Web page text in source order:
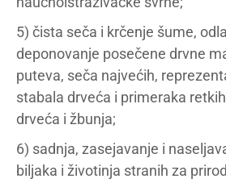
5) čista seča i krčenje šume,
deponovanje posečene drvne
puteva, seča najvećih,
stabala drveća i primeraka
drveća i žbunja;
6) sadnja, zasejavanje i
biljaka i životinja stranih za